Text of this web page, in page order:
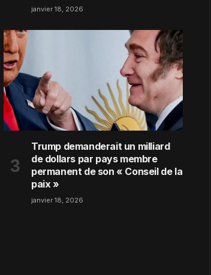
janvier 18, 2026
Trump demanderait un milliard
de dollars par pays membre
permanent de son « Conseil de la
paix »
janvier 18, 2026